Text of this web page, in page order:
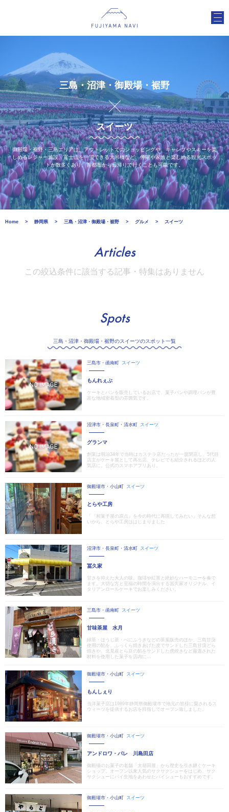
三島・沼津・御殿場・裾野
スイーツ
御殿場・裾野・三島エリアは、アウトレットでのショッピングや、キャンプやスキーを楽
しめるレジャー施設、富士山を一望できる大吊橋など、仲間や家族と楽しめる観光スポッ
トが数多くあり、首都圏から日帰りで行くことも可能です。
Home 静岡県 三島・沼津・御殿場・裾野 グルメ スイーツ
Articles
この絞込条件に該当する記事・特集はありません
Spots
三島・沼津・御殿場・裾野のスイーツのスポット一覧
三島市・函南町 スイーツ
もんれぇぶ
ケーキとパンを販売しているお店で、菓子パンや調理パンが豊
富な地域密着型の雰囲気です。
沼津市・長泉町・清水町 スイーツ
グランマ
創業は明治34年で当時はカステラ店だったが一度閉店し、5代目
店主がケーキ屋として再出店、テレビでも紹介されるほどの人
気店に。公式のスマホアプリあり。
御殿場市・小山町 スイーツ
とらや工房
「『和菓子屋の原点』を今の時代に再現してみたい」そんな想
いから、とらや工房ははじまりました
沼津市・長泉町・清水町 スイーツ
冨久家
甘さを抑えた大人の味。珈琲や紅茶と絶妙なハーモニーを奏で
ます。大切な方と至福の時間を演出する冨久家オリジナル、イ
タリアンロールケーキでお楽しみください。
三島市・函南町 スイーツ
甘味茶屋 水月
緑茶・ほうじ茶・べにふうきなどの茶葉販売のほか、三島甘藷
使用の餡を、ふっくら焼きあげた皮でサンドした三島甘藷どら
焼きや、北見産とら豆の餡をサンドした虎焼きなど厳選された
材料を使用した菓子を店内に...
御殿場市・小山町 スイーツ
もんしぇり
当洋菓子店は1989年静岡県御殿場市で地元の皆様に愛されるス
ウィーツを提供するお店を目指してオープン致しました。
御殿場市・小山町 スイーツ
アンドロワ・パレ 川島田店
御殿場のお菓子の老舗「大胡田屋」から歴史を引き継ぐケーキ
ショップ。オープン以来人気のサクサクシューをはじめ、サク
サクシューにパイ生地をあわせたパイシューもおすすめです。
御殿場市・小山町 スイーツ